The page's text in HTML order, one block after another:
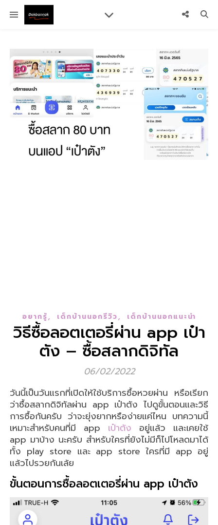
อยากรู้, เด็กบ้านนอกรีวิว, เด็กบ้านนอกแนะนำ
วิธีซื้อลอตเตอรี่ผ่าน app เป๋า
ตัง – ซื้อสลากดิจิทัล
06/02/2022
วันนี้เป็นวันแรกที่เปิดให้ใช้บริการซื้อหวยผ่าน หรือเรียก
ว่าซื้อสลากดิจิทัลผ่าน app เป๋าตัง ไปดูขั้นตอนและวิธี
การซื้อกันครับ ว่าจะยุ่งยากหรือง่ายแค่ไหน บทความนี้
เหมาะสำหรับคนที่มี app เป๋าตัง อยู่แล้ว และเคยใช้
app มาบ้าง นะครับ สำหรับใครที่ยังไม่มีก็ไปโหลดมาได้
ทั้ง play store และ app store ใครที่มี app อยู่
แล้วไปรวยกันเล้ย
ขั้นตอนการซื้อลอตเตอรี่ผ่าน app เป๋าตัง